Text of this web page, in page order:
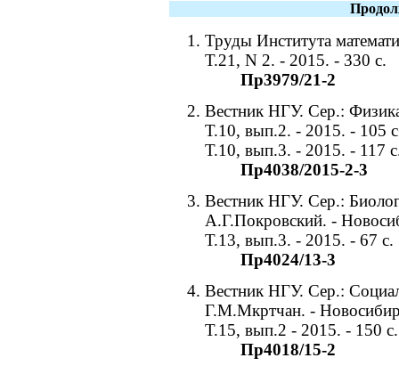
Труды Института
Т.21, N 2. - 2015. - 330 с.
Пр3979/21-2
Вестник НГУ. Сер.:
Т.10, вып.2. - 2015. - 105
Т.10, вып.3. - 2015. - 117
Пр4038/2015-2-3
Вестник НГУ. Сер.:
А.Г.Покровский. -
Т.13, вып.3. - 2015. - 67 с.
Пр4024/13-3
Вестник НГУ. Сер.:
Г.М.Мкртчан. -
Т.15, вып.2 - 2015. - 150 с.
Пр4018/15-2